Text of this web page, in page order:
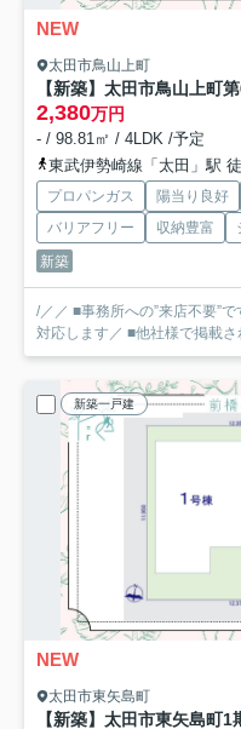
NEW
太田市鳥山上町
2,380万円
- / 98.81㎡ / 4LDK /予定
東武伊勢崎線「太田」駅
プロパンガス 陽当り良好
バリアフリー
収納豊富
新築
/／／ ■事務所への”来店不要”
対応します／ ■他社様で掲載
新築一戸建
NEW
太田市東矢島町